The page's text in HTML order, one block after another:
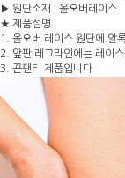
▶ 원단소재 : 올오버레이스
★ 제품설명
1. 올오버 레이스 원단에 알
2. 앞판 레그라인에는 레이
3. 끈팬티 제품입니다